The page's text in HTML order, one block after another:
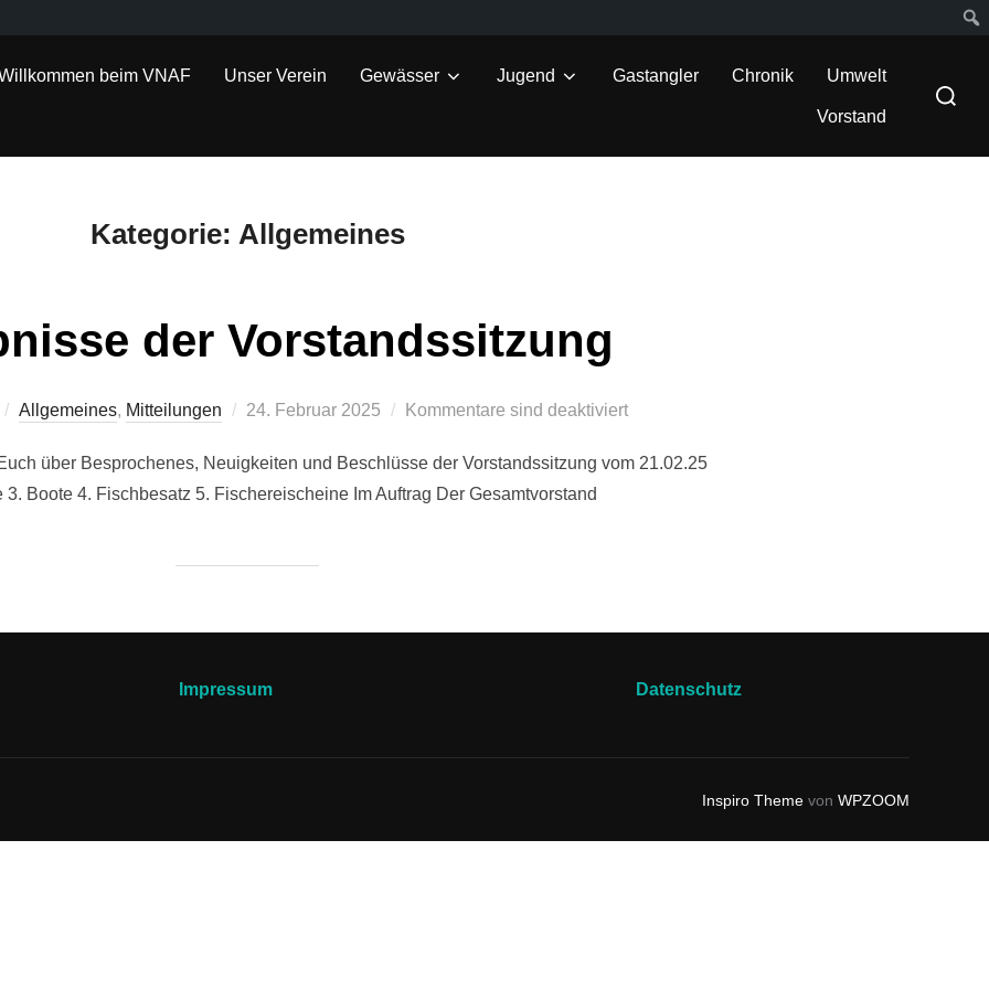
beim VNAF Unser Verein Gewässer Jugend Gastangler Chronik Umwelt
Vorstand
Suchen
Kategorie: Allgemeines
der Vorstandssitzung
Allgemeines, Mitteilungen
Veröffentlicht
24. Februar 2025 Kommentare sind deaktiviert
über Besprochenes, Neuigkeiten und Beschlüsse der Vorstandssitzung vom 21.02.25
Boote 4. Fischbesatz 5. Fischereischeine Im Auftrag Der Gesamtvorstand
Impressum Datenschutz
Inspiro Theme von WPZOOM